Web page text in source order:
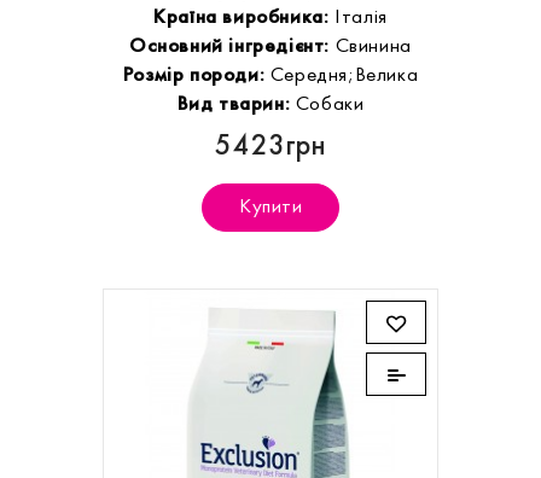
Країна виробника: Італія
Основний інгредієнт: Свинина
Розмір породи: Середня;Велика
Вид тварин: Собаки
5423грн
Купити